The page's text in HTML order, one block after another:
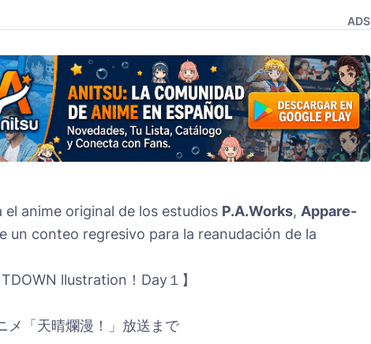
ADS
anime original de los estudios P.A.Works, Appare-
un conteo regresivo para la reanudación de la
llustration！Day１】
メ「天晴爛漫！」放送まで